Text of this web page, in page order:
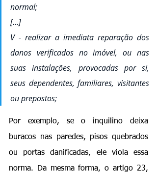
normal;
[...]
V - realizar a imediata reparação dos
danos verificados no imóvel, ou nas
suas instalações, provocadas por si,
seus dependentes, familiares, visitantes
ou prepostos;
Por exemplo, se o inquilino deixa
buracos nas paredes, pisos quebrados
ou portas danificadas, ele viola essa
norma. Da mesma forma, o artigo 23,